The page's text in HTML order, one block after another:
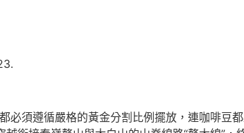
必須遵循嚴格的黃金分割比例擺放，連咖啡豆